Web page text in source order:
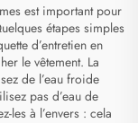
est important pour
étapes simples
d’entretien en
le vêtement. La
de l’eau froide
pas d’eau de
les à l’envers : cela